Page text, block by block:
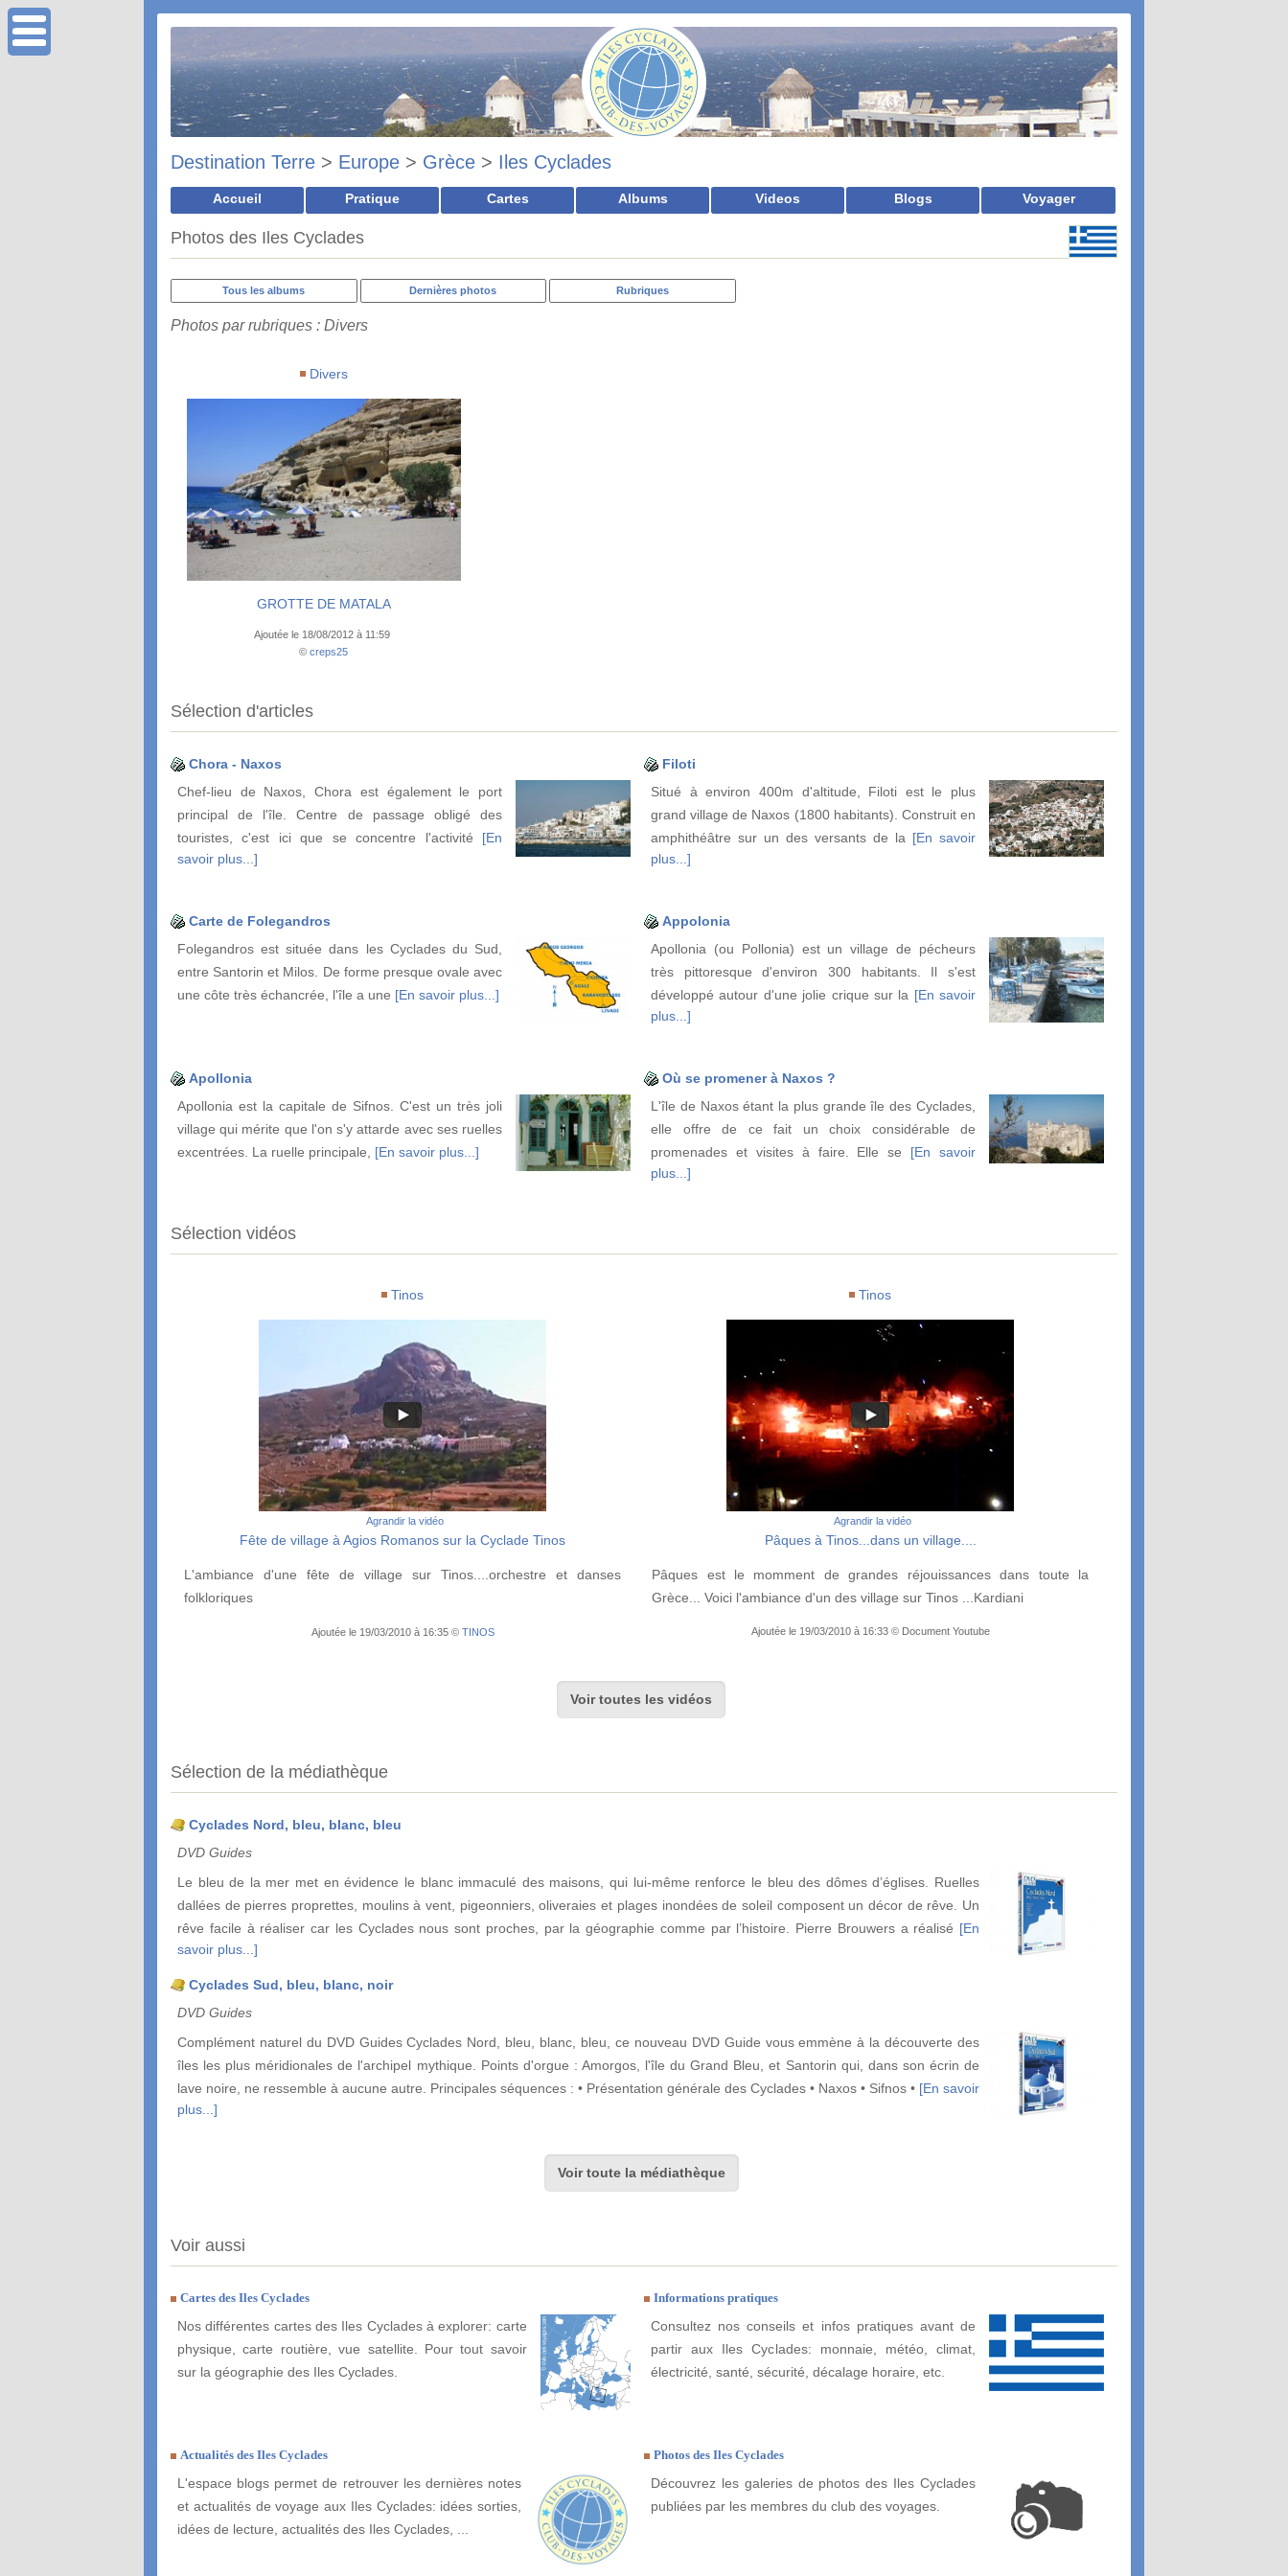
Destination Terre > Europe > Grèce > Iles Cyclades
Accueil Pratique Cartes Albums Videos Blogs Voyager
Photos des Iles Cyclades
Tous les albums Dernières photos Rubriques
Photos par rubriques : Divers
Divers
GROTTE DE MATALA
Ajoutée le 18/08/2012 à 11:59
©creps25
Sélection d'articles
Chora - Naxos
Chef-lieu de Naxos, Chora est également le port
principal de l'île. Centre de passage obligé des
touristes, c'est ici que se concentre l'activité [En
savoir plus...]
Filoti
Situé à environ 400m d'altitude, Filoti est le plus
grand village de Naxos (1800 habitants). Construit en
amphithéâtre sur un des versants de la [En savoir
plus...]
Carte de Folegandros
Folegandros est située dans les Cyclades du Sud,
entre Santorin et Milos. De forme presque ovale avec
une côte très échancrée, l'île a une [En savoir plus...]
Appolonia
Apollonia (ou Pollonia) est un village de pécheurs
très pittoresque d'environ 300 habitants. Il s'est
développé autour d'une jolie crique sur la [En savoir
plus...]
Apollonia
Apollonia est la capitale de Sifnos. C'est un très joli
village qui mérite que l'on s'y attarde avec ses ruelles
excentrées. La ruelle principale, [En savoir plus...]
Où se promener à Naxos ?
L'île de Naxos étant la plus grande île des Cyclades,
elle offre de ce fait un choix considérable de
promenades et visites à faire. Elle se [En savoir
plus...]
Sélection vidéos
Tinos
Agrandir la vidéo
Fête de village à Agios Romanos sur la Cyclade Tinos
L'ambiance d'une fête de village sur Tinos....orchestre et danses
folkloriques
Ajoutée le 19/03/2010 à 16:35 © TINOS
Tinos
Agrandir la vidéo
Pâques à Tinos...dans un village....
Pâques est le momment de grandes réjouissances dans toute la
Grèce... Voici l'ambiance d'un des village sur Tinos ...Kardiani
Ajoutée le 19/03/2010 à 16:33 © Document Youtube
Voir toutes les vidéos
Sélection de la médiathèque
Cyclades Nord, bleu, blanc, bleu
DVD Guides
Le bleu de la mer met en évidence le blanc immaculé des maisons, qui lui-même renforce le bleu des dômes d’églises. Ruelles
dallées de pierres proprettes, moulins à vent, pigeonniers, oliveraies et plages inondées de soleil composent un décor de rêve. Un
rêve facile à réaliser car les Cyclades nous sont proches, par la géographie comme par l’histoire. Pierre Brouwers a réalisé [En
savoir plus...]
Cyclades Sud, bleu, blanc, noir
DVD Guides
Complément naturel du DVD Guides Cyclades Nord, bleu, blanc, bleu, ce nouveau DVD Guide vous emmène à la découverte des
îles les plus méridionales de l'archipel mythique. Points d'orgue : Amorgos, l'île du Grand Bleu, et Santorin qui, dans son écrin de
lave noire, ne ressemble à aucune autre. Principales séquences : • Présentation générale des Cyclades • Naxos • Sifnos • [En savoir
plus...]
Voir toute la médiathèque
Voir aussi
Cartes des Iles Cyclades
Nos différentes cartes des Iles Cyclades à explorer: carte
physique, carte routière, vue satellite. Pour tout savoir
sur la géographie des Iles Cyclades.
Informations pratiques
Consultez nos conseils et infos pratiques avant de
partir aux Iles Cyclades: monnaie, météo, climat,
électricité, santé, sécurité, décalage horaire, etc.
Actualités des Iles Cyclades
L'espace blogs permet de retrouver les dernières notes
et actualités de voyage aux Iles Cyclades: idées sorties,
idées de lecture, actualités des Iles Cyclades, ...
Photos des Iles Cyclades
Découvrez les galeries de photos des Iles Cyclades
publiées par les membres du club des voyages.